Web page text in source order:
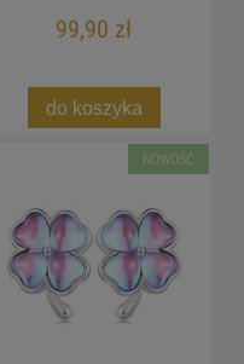
99,90 zł
do koszyka
NOWOŚĆ